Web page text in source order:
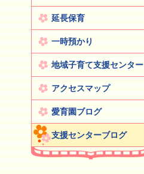
延長保育
一時預かり
地域子育て支援センター
アクセスマップ
愛育園ブログ
支援センターブログ